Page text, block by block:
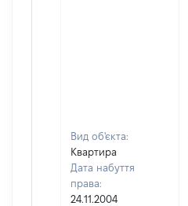
Вид об'єкта:
Квартира
Дата набуття
права:
24.11.2004